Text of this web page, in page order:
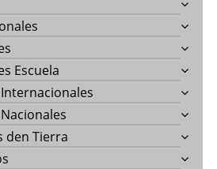
Escuela
den Tierra